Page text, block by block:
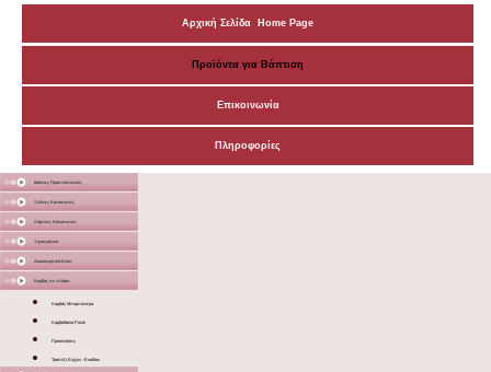
Αρχική Σελίδα Home Page
Προϊόντα για Βάπτιση
Επικοινωνία
Πληροφορίες
Μάσκες Προστατευτικές
Ξύλινες Κατασκευές
Χάρτινες Κατασκευές
Υφασμάτινα
Διακοσμητικά Σταντ
Καμβάς σε τελάρο
Καμβάς Μπομπονιέρα
Καμβαδάκια Ρολόι
Προσκλήσεις
Τραπέζι Ευχών - Εισόδου